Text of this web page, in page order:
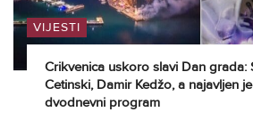
VIJESTI
Crikvenica uskoro slavi Dan grada:
Cetinski, Damir Kedžo, a najavljen
dvodnevni program